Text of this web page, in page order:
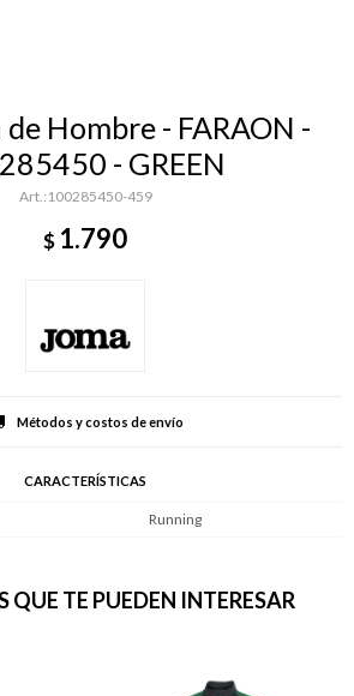
de Hombre - FARAON -
- GREEN
100285450-459
$ 1.790
Métodos y costos de envío
CARACTERÍSTICAS
Running
QUE TE PUEDEN INTERESAR